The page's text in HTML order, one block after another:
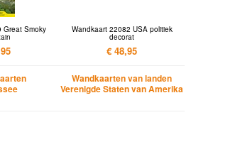
Great Smoky Wandkaart 22082 USA politiek
decorat
€ 48,95
Wandkaarten van landen
Verenigde Staten van Amerika